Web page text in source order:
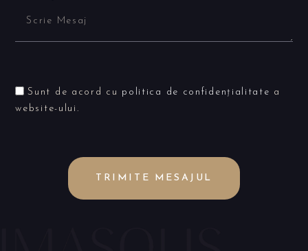
Sunt de acord cu politica de confidențialitate a
website-ului.
TRIMITE MESAJUL